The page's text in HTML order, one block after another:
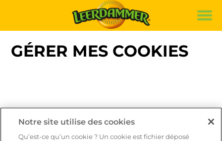
Marque
Recettes
deitfr
GÉRER MES COOKIES
Notre site utilise des cookies
Qu’est-ce qu’un cookie ? Un cookie est fichier déposé